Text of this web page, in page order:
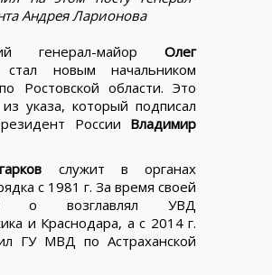
Андрея Ларионова
генерал-майор Олег
стал новым начальником
Ростовской области. Это
указа, который подписал
России Владимир
служит в органах
с 1981 г. За время своей
о возглавлял УВД
и Краснодара, а с 2014 г.
ГУ МВД по Астраханской